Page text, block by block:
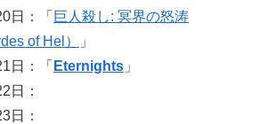
日：「 巨人殺し: 冥界の怒涛
of Hel）
」
日：「 Eternights 」
日：
日：